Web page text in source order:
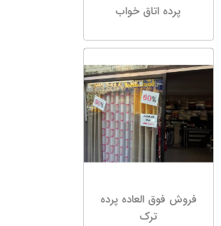
پرده اتاق خواب
فروش فوق العاده پرده
ترک